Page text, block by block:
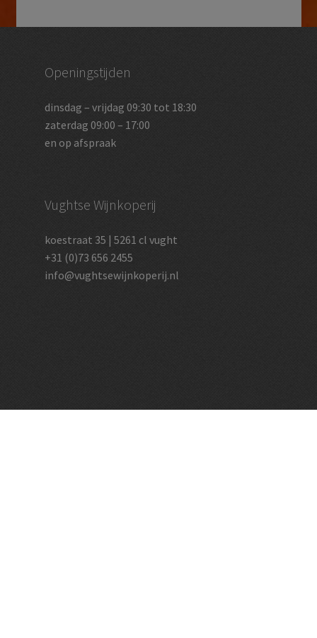
Openingstijden
dinsdag – vrijdag 09:30 tot 18:30
zaterdag 09:00 – 17:00
en op afspraak
Vughtse Wijnkoperij
koestraat 35 | 5261 cl vught
+31 (0)73 656 2455
info@vughtsewijnkoperij.nl